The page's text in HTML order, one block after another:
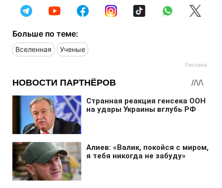
Больше по теме:
Вселенная Ученые